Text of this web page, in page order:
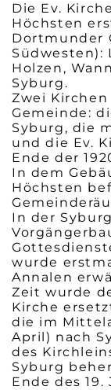
Die Ev.
Höchsten
Dortmunder
Südwesten):
Holzen,
Syburg.
Zwei
Gemeinde:
Syburg, die
und die Ev.
Ende der
In dem
Höchsten
In der
wurde
Annalen
Zeit wurde
Kirche
die im
April) nach
des
Syburg
Ende des